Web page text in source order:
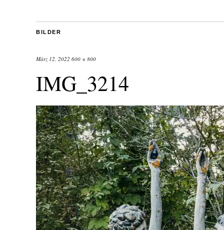
BILDER
März 12, 2022 600 × 800
IMG_3214